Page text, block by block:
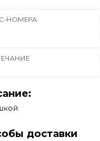
НОМЕРА
доставки